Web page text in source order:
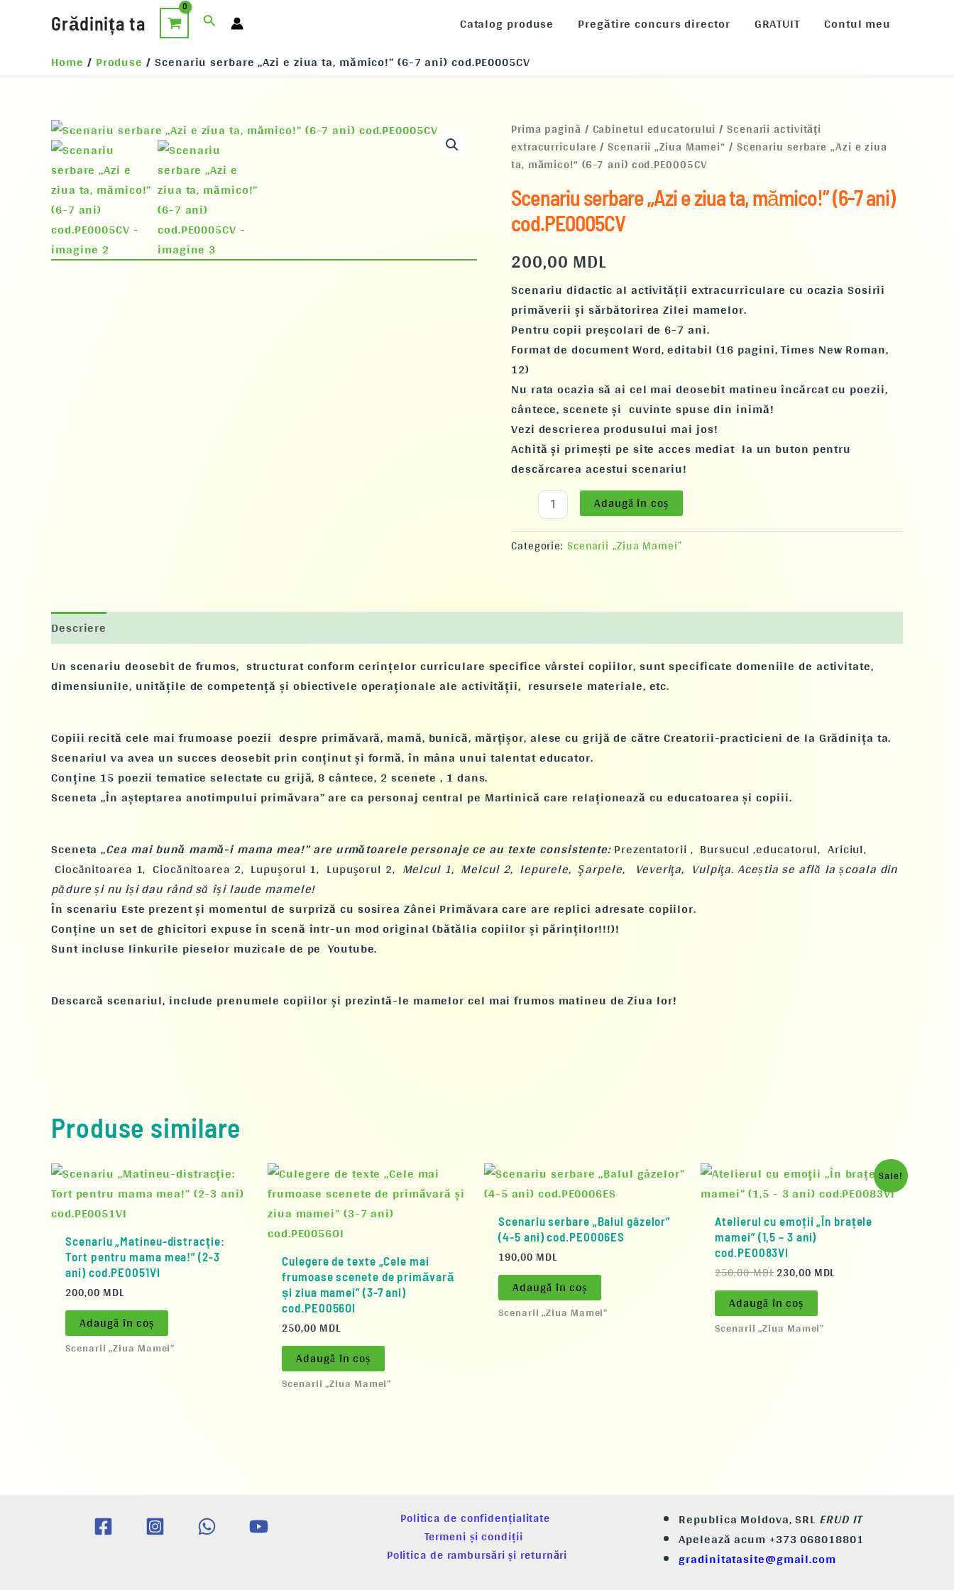
Grădinița ta Search Catalog produse Pregătire concurs director GRATUIT
Contul meu
Home
Produse Scenariu serbare „Azi e ziua ta, mămico!” (6-7 ani) cod.PE0005CV
Prima pagină / Cabinetul educatorului /Scenarii activități
extracurriculare/Scenarii „Ziua Mamei” / Scenariu serbare „Azi e ziua
ta, mămico!” (6-7 ani) cod.PE0005CV
Scenariu serbare „Azi e ziua ta, mămico!” (6-7 ani)
cod.PE0005CV
200,00MDL
Scenariu didactic al activității extracurriculare cu ocazia Sosirii
primăverii și sărbătorirea Zilei mamelor.
Pentru copii preșcolari de 6-7 ani.
Format de document Word, editabil (16 pagini, Times New Roman,
12)
Nu rata ocazia să ai cel mai deosebit matineu încărcat cu poezii,
cântece, scenete și cuvinte spuse din inimă!
Vezi descrierea produsului mai jos!
Achită și primești pe site acces mediat la un buton pentru
descărcarea acestui scenariu!
Cantitate
Scenariu
serbare
„Azi
ziua
ta,
mămico!”
7
ani)
cod.PE0005CV
Adaugă în coș
Categorie: Scenarii „Ziua Mamei”
Descriere
Un scenariu deosebit de frumos, structurat conform cerințelor curriculare specifice vârstei copiilor, sunt specificate domeniile de activitate,
dimensiunile, unitățile de competență și obiectivele operaționale ale activității, resursele materiale, etc.
Copiii recită cele mai frumoase poezii despre primăvară, mamă, bunică, mărțișor, alese cu grijă de către Creatorii-practicieni de la Grădinița ta.
Scenariul va avea un succes deosebit prin conținut și formă, în mâna unui talentat educator.
Conține 15 poezii tematice selectate cu grijă, 8 cântece, 2 scenete , 1 dans.
Sceneta „În așteptarea anotimpului primăvara” are ca personaj central pe Martinică care relaționează cu educatoarea și copiii.
Sceneta „Cea mai bună mamă-i mama mea!” are următoarele personaje ce au texte consistente:Prezentatorii , Bursucul ,educatorul, Ariciul,
Ciocănitoarea 1, Ciocănitoarea 2, Lupuşorul 1, Lupuşorul 2, Melcul 1, Melcul 2, Iepurele, Şarpele, Veveriţa, Vulpiţa. Aceștia se află la școala din
pădure și nu își dau rând să își laude mamele!
În scenariu Este prezent și momentul de surpriză cu sosirea Zânei Primăvara care are replici adresate copiilor.
Conține un set de ghicitori expuse în scenă într-un mod original (bătălia copiilor și părinților!!!)!
Sunt incluse linkurile pieselor muzicale de pe Youtube.
Descarcă scenariul, include prenumele copiilor și prezintă-le mamelor cel mai frumos matineu de Ziua lor!
Produse similare
Scenariu „Matineu-distracție:
Tort pentru mama mea!” (2-3
ani) cod.PE0051VI
200,00 MDL
Adaugă în coș
Scenarii „Ziua Mamei”
Culegere de texte „Cele mai
frumoase scenete de primăvară
și ziua mamei” (3-7 ani)
cod.PE0056OI
250,00 MDL
Adaugă în coș
Scenarii „Ziua Mamei”
Scenariu serbare „Balul gâzelor”
(4-5 ani) cod.PE0006ES
190,00 MDL
Adaugă în coș
Scenarii „Ziua Mamei”
Sale!
Atelierul cu emoții „În brațele
mamei” (1,5 – 3 ani)
cod.PE0083VI
250,00MDL
Prețul
inițial
a
250,00 MDL.
230,00 MDL
Prețul
curent
este:
Adaugă în coș
Scenarii „Ziua Mamei”
Politica de confidențialitate
Termeni și condiții
Politica de rambursări și returnări
Republica Moldova, SRL ERUD IT
Apelează acum +373 068018801
gradinitatasite@gmail.com